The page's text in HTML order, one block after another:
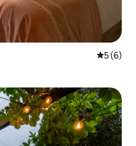
คะแนนเฉ
5 (6)